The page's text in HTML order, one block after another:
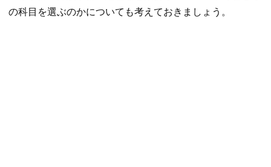
の科目を選ぶのかについても考えておきましょう。